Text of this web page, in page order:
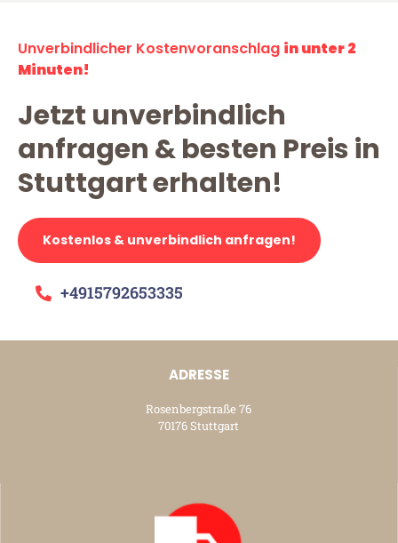
Unverbindlicher Kostenvoranschlag in unter 2
Minuten!
Jetzt unverbindlich
anfragen & besten Preis in
Stuttgart erhalten!
Kostenlos & unverbindlich anfragen!
+4915792653335
ADRESSE
Rosenbergstraße 76
70176 Stuttgart